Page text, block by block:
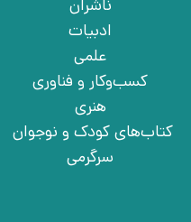
ناشران
ادبیات
علمی
کسب‌وکار و فناوری
هنری
کتاب‌های کودک و نوجوان
سرگرمی